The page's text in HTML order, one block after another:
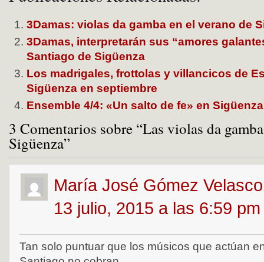
3Damas: violas da gamba en el verano de
3Damas, interpretarán sus “amores
Santiago de Sigüenza
Los madrigales, frottolas y villancicos de
Sigüenza en septiembre
Ensemble 4/4: «Un salto de fe» en Sigüenza
3 Comentarios sobre “Las violas da
Sigüenza”
María José Gómez Velasco
13 julio, 2015 a las 6:59 pm
Tan solo puntuar que los músicos que actúan